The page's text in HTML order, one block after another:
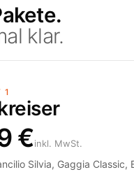
klar.
1
€inkl. MwSt.
Silvia, Gaggia Classic,